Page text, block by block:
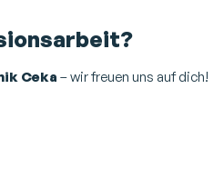
Ceka – wir freuen uns auf dich!